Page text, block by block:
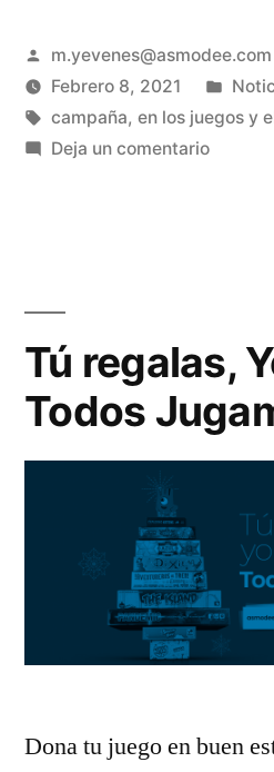
m.yevenes@asmodee.com
Febrero 8, 2021
campaña, en los juegos y
Deja un comentario
Tú regalas,
Todos
Dona tu juego en buen